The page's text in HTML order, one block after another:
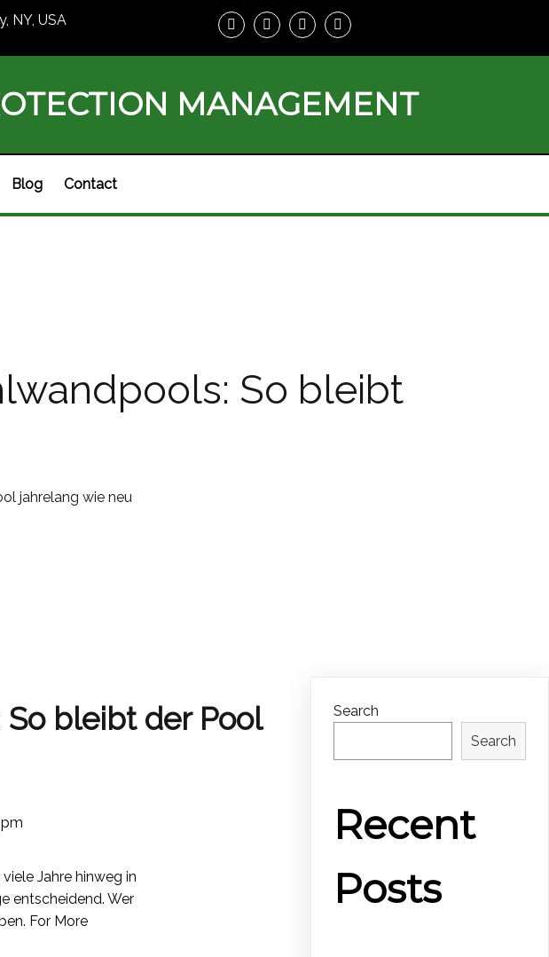
NY, USA
MANAGEMENT
Blog Contact
So bleibt
jahrelang wie neu
bleibt der Pool
Jahre hinweg in
entscheidend. Wer
For More
Search
Search
Recent
Posts